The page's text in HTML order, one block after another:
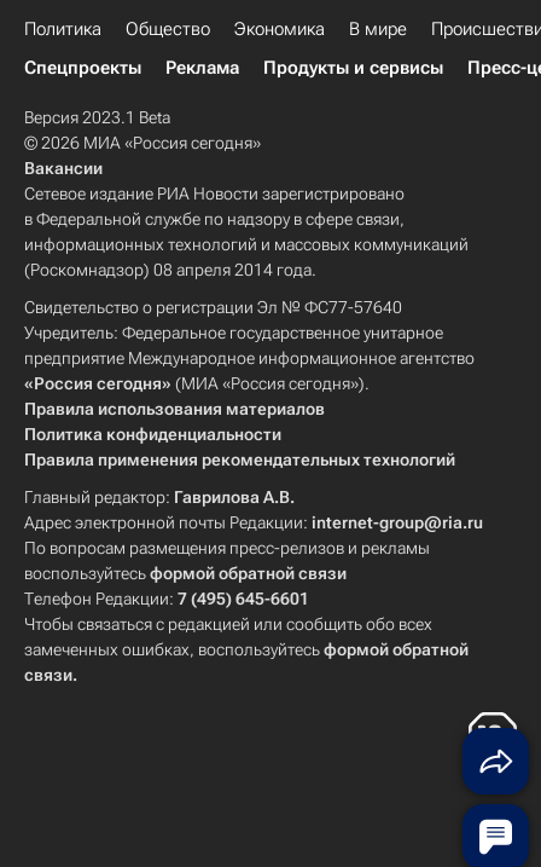
Политика Общество Экономика В мире
Спецпроекты
Реклама Продукты и сервисы Пресс-
Версия 2023.1 Beta
© 2026 МИА «Россия сегодня»
Вакансии
Сетевое издание РИА Новости зарегистрировано
в Федеральной службе по надзору в сфере связи,
информационных технологий и массовых коммуникаций
(Роскомнадзор) 08 апреля 2014 года.
Свидетельство о регистрации Эл № ФС77-57640
Учредитель: Федеральное государственное унитарное
предприятие Международное информационное агентство
«Россия сегодня» (МИА «Россия сегодня»).
Правила использования материалов
Политика конфиденциальности
Правила применения рекомендательных технологий
Главный редактор: Гаврилова А.В.
Адрес электронной почты Редакции: internet-group@ria.ru
По вопросам размещения пресс-релизов и рекламы
воспользуйтесьформой обратной связи
Телефон Редакции: 7 (495) 645-6601
Чтобы связаться с редакцией или сообщить обо всех
замеченных ошибках, воспользуйтесьформой обратной
связи.